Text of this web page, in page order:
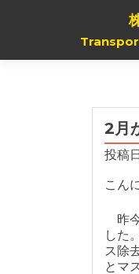
2月
投稿
こん
昨
した
ス除
とマ